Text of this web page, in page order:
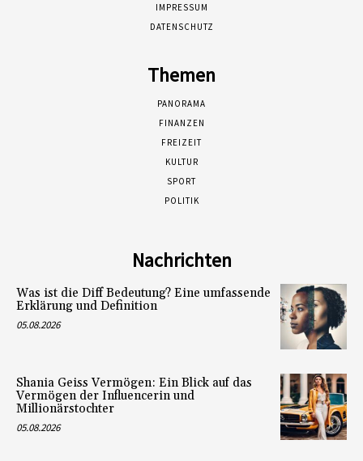
IMPRESSUM
DATENSCHUTZ
Themen
PANORAMA
FINANZEN
FREIZEIT
KULTUR
SPORT
POLITIK
Nachrichten
Was ist die Diff Bedeutung? Eine umfassende
Erklärung und Definition
05.08.2026
Shania Geiss Vermögen: Ein Blick auf das
Vermögen der Influencerin und
Millionärstochter
05.08.2026